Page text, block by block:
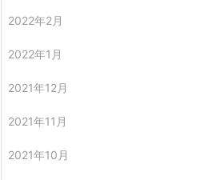
2022年2月
2022年1月
2021年12月
2021年11月
2021年10月